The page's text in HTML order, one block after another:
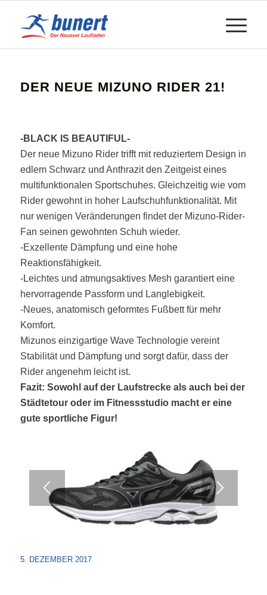
DER NEUE MIZUNO RIDER 21!
-BLACK IS BEAUTIFUL-
Der neue Mizuno Rider trifft mit reduziertem Design in
edlem Schwarz und Anthrazit den Zeitgeist eines
multifunktionalen Sportschuhes. Gleichzeitig wie vom
Rider gewohnt in hoher Laufschuhfunktionalität. Mit
nur wenigen Veränderungen findet der Mizuno-Rider-
Fan seinen gewohnten Schuh wieder.
-Exzellente Dämpfung und eine hohe
Reaktionsfähigkeit.
-Leichtes und atmungsaktives Mesh garantiert eine
hervorragende Passform und Langlebigkeit.
-Neues, anatomisch geformtes Fußbett für mehr
Komfort.
Mizunos einzigartige Wave Technologie vereint
Stabilität und Dämpfung und sorgt dafür, dass der
Rider angenehm leicht ist.
Fazit: Sowohl auf der Laufstrecke als auch bei der
Städtetour oder im Fitnessstudio macht er eine
gute sportliche Figur!
5. DEZEMBER 2017